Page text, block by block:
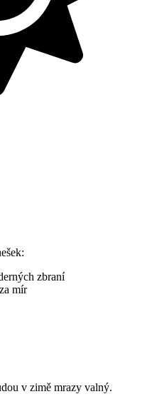
zbraní
mír
v zimě mrazy valný.